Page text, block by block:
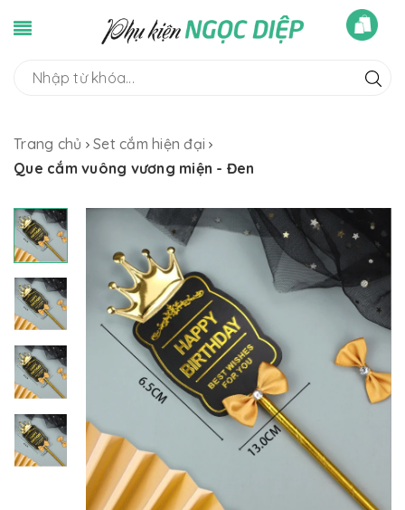
Trang chủ
Set cắm hiện đại
Que cắm vuông vương miện - Đen